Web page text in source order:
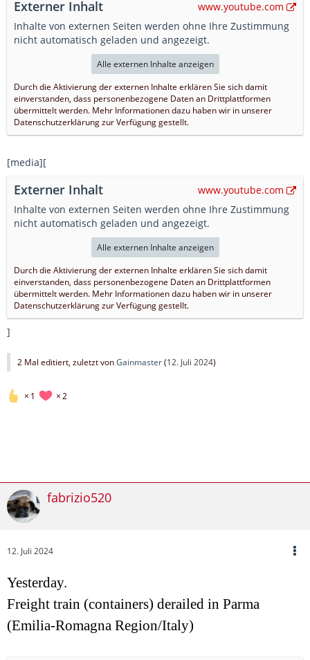
Externer Inhalt
www.youtube.com
Inhalte von externen Seiten werden ohne Ihre Zustimmung
nicht automatisch geladen und angezeigt.
Alle externen Inhalte anzeigen
Durch die Aktivierung der externen Inhalte erklären Sie sich damit
einverstanden, dass personenbezogene Daten an Drittplattformen
übermittelt werden. Mehr Informationen dazu haben wir in unserer
Datenschutzerklärung zur Verfügung gestellt.
[media][
Externer Inhalt
www.youtube.com
Inhalte von externen Seiten werden ohne Ihre Zustimmung
nicht automatisch geladen und angezeigt.
Alle externen Inhalte anzeigen
Durch die Aktivierung der externen Inhalte erklären Sie sich damit
einverstanden, dass personenbezogene Daten an Drittplattformen
übermittelt werden. Mehr Informationen dazu haben wir in unserer
Datenschutzerklärung zur Verfügung gestellt.
]
2 Mal editiert, zuletzt vonGainmaster(12. Juli 2024)
1 2
fabrizio520
12. Juli 2024
Yesterday.
Freight train (containers) derailed in Parma
(Emilia-Romagna Region/Italy)